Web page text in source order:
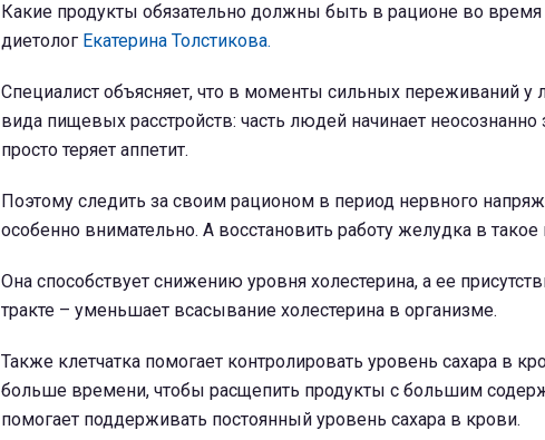
Какие продукты обязательно должны быть в рационе во время
диетолог Екатерина Толстикова.
Специалист объясняет, что в моменты сильных переживаний у
вида пищевых расстройств: часть людей начинает неосознанно
просто теряет аппетит.
Поэтому следить за своим рационом в период нервного
особенно внимательно. А восстановить работу желудка в
Она способствует снижению уровня холестерина, а ее
тракте – уменьшает всасывание холестерина в организме.
Также клетчатка помогает контролировать уровень сахара в
больше времени, чтобы расщепить продукты с большим
помогает поддерживать постоянный уровень сахара в крови.